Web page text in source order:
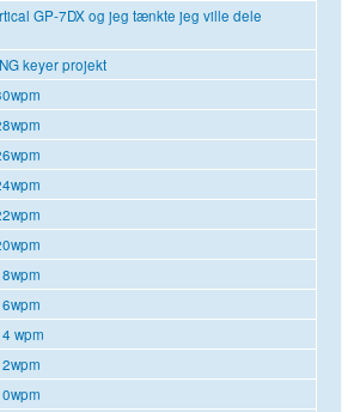
GP-7DX og jeg tænkte jeg ville dele
keyer projekt
wpm